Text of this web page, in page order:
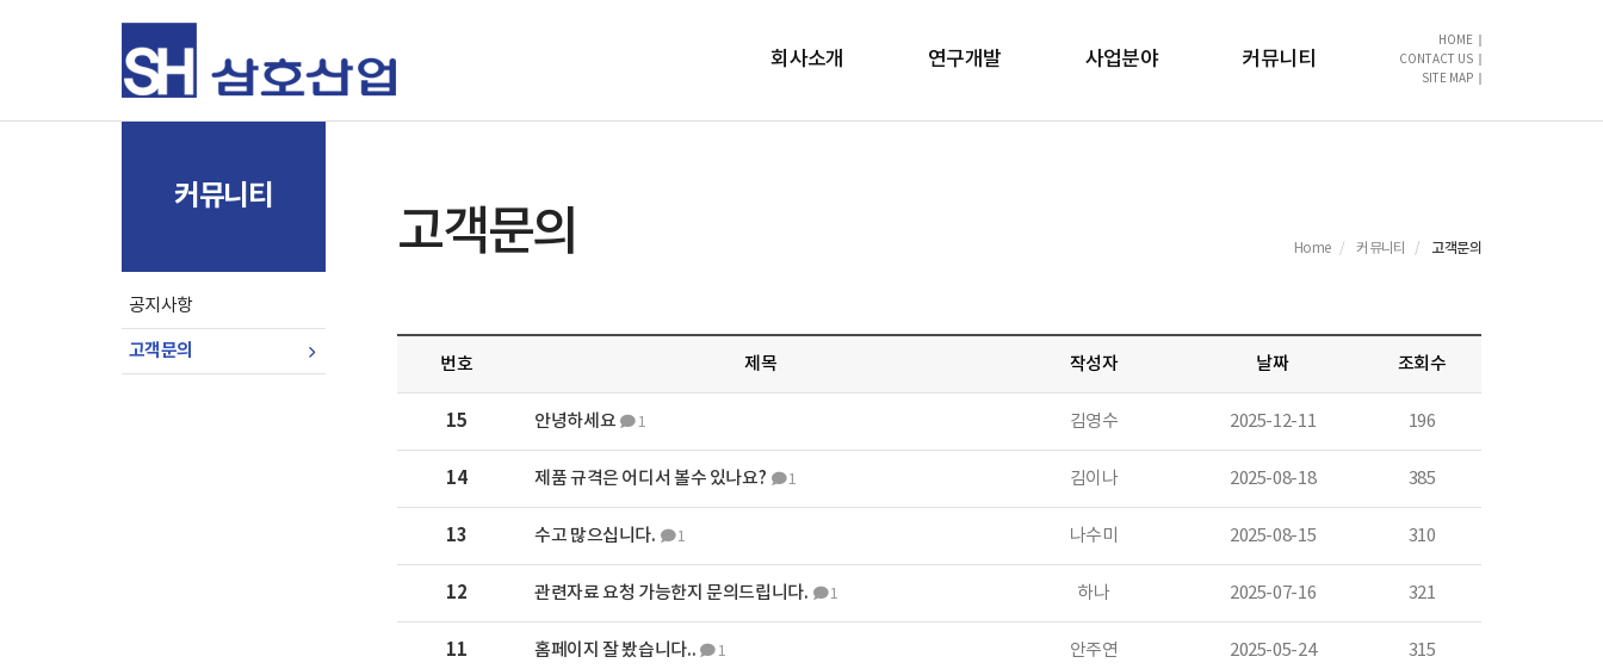
회사소개
찾아오시는 길
연구개발 사업분야 커뮤니티
HOME
CONTACT US
SITE MAP
커뮤니티
공지사항
고객문의
고객문의 Home 커뮤니티 고객문의
번호 제목 작성자 날짜 조회수
15 안녕하세요 1 김영수 2025-12-11 196
14 제품 규격은 어디서 볼수 있나요? 1 김이나 2025-08-18 385
13 수고 많으십니다. 1 나수미 2025-08-15 310
12 관련자료 요청 가능한지 문의드립니다. 1 하나 2025-07-16 321
11 홈페이지 잘 봤습니다.. 1 안주연 2025-05-24 315